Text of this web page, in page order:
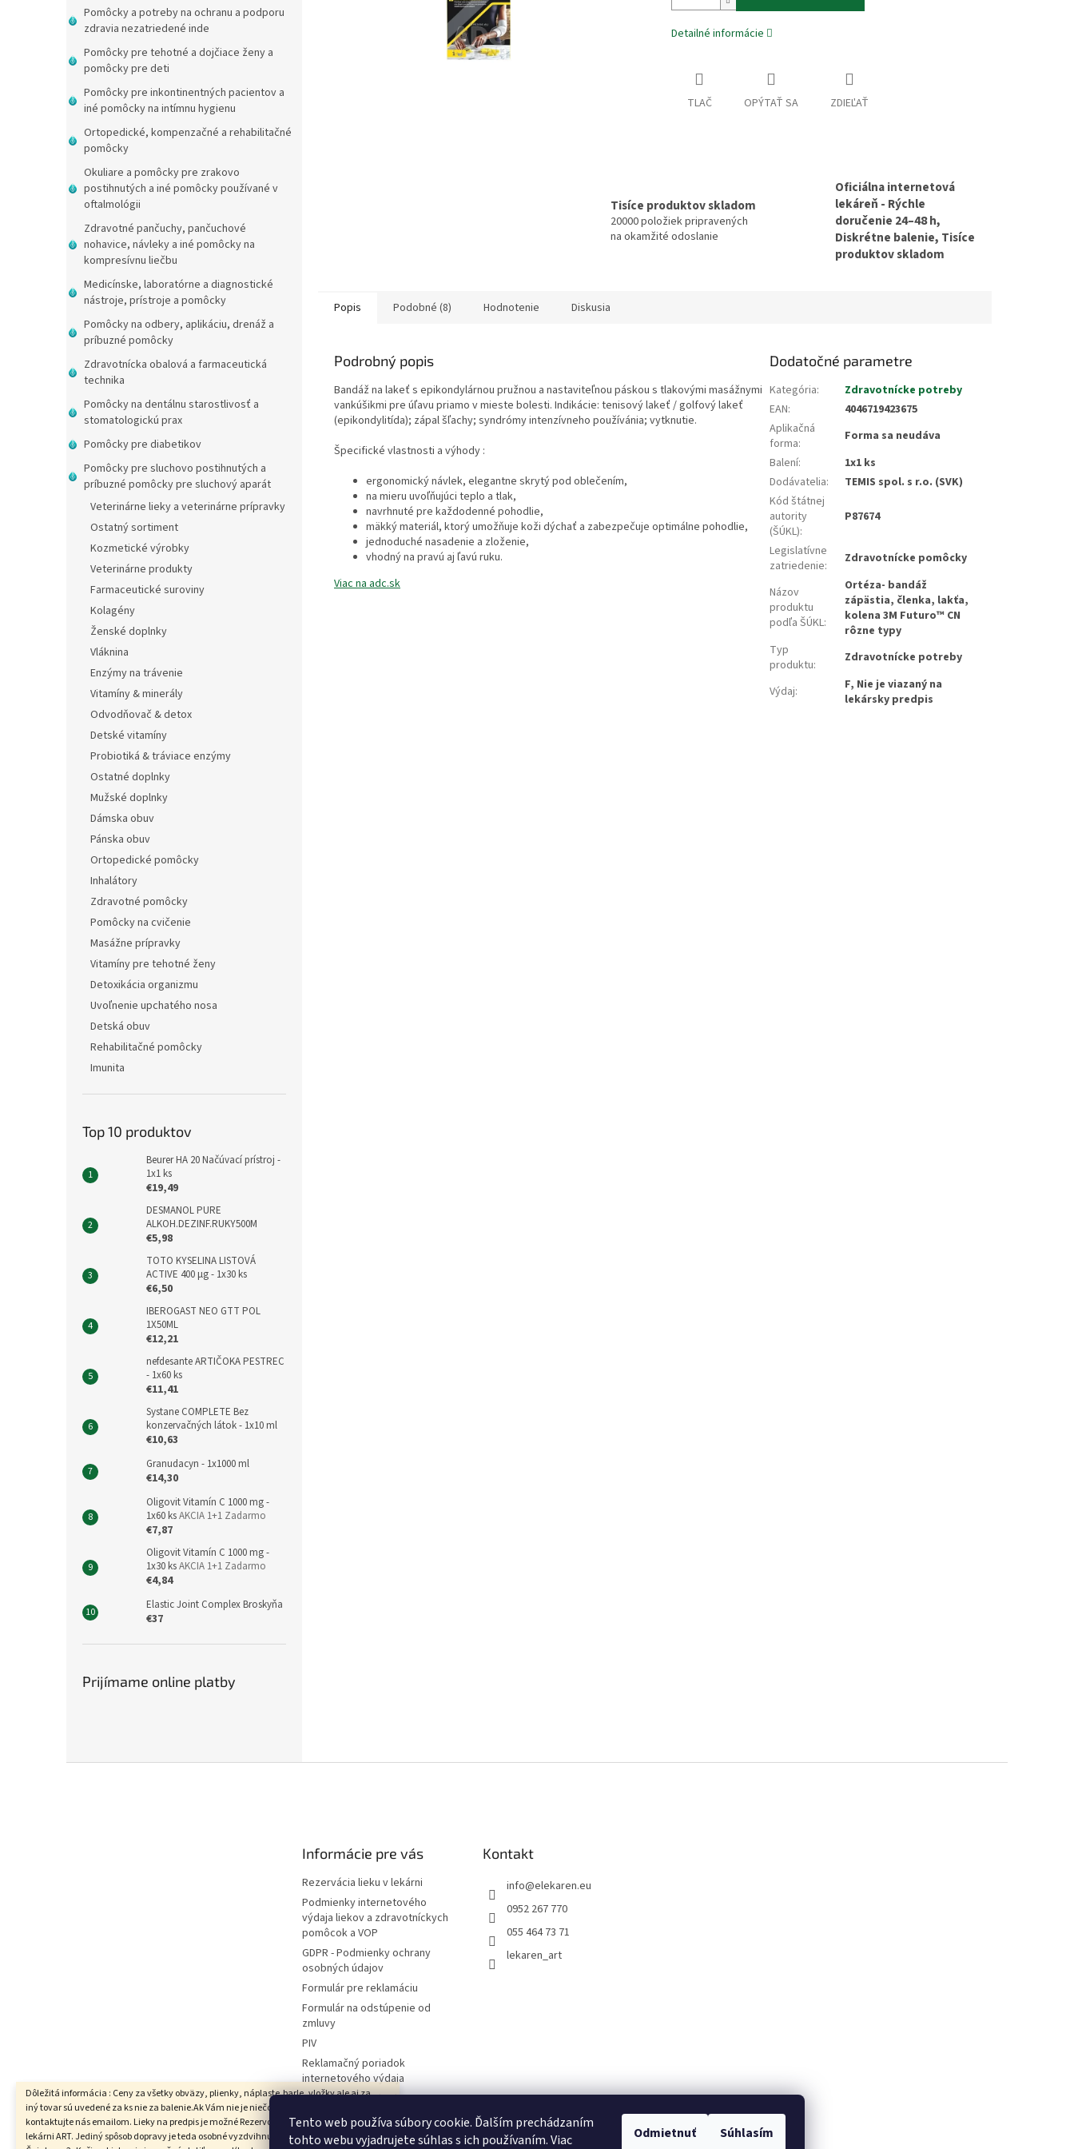
Tento web používa súbory cookie. Ďalším prechádzaním
tohto webu vyjadrujete súhlas s ich používaním. Viac
Odmietnuť Súhlasím
Dôležitá informácia : Ceny za všetky obväzy, plienky, náplaste,barle, vložky ale aj za
iný tovar sú uvedené za ks nie za balenie.Ak Vám nie je niečo jasné prosím
kontaktujte nás emailom. Lieky na predpis je možné Rezervovať iba s vyzdvihnutím v
lekárni ART. Jediný spôsob dopravy je teda osobné vyzdvihnutie v Lekárni ART,
Pomôcky a potreby na ochranu a podporu
zdravia nezatriedené inde
Pomôcky pre tehotné a dojčiace ženy a
pomôcky pre deti
Pomôcky pre inkontinentných pacientov a
iné pomôcky na intímnu hygienu
Ortopedické, kompenzačné a rehabilitačné
pomôcky
Okuliare a pomôcky pre zrakovo
postihnutých a iné pomôcky používané v
oftalmológii
Zdravotné pančuchy, pančuchové
nohavice, návleky a iné pomôcky na
kompresívnu liečbu
Medicínske, laboratórne a diagnostické
nástroje, prístroje a pomôcky
Pomôcky na odbery, aplikáciu, drenáž a
príbuzné pomôcky
Zdravotnícka obalová a farmaceutická
technika
Pomôcky na dentálnu starostlivosť a
stomatologickú prax
Pomôcky pre diabetikov
Pomôcky pre sluchovo postihnutých a
príbuzné pomôcky pre sluchový aparát
Veterinárne lieky a veterinárne prípravky
Ostatný sortiment
Kozmetické výrobky
Veterinárne produkty
Farmaceutické suroviny
Kolagény
Ženské doplnky
Vláknina
Enzýmy na trávenie
Vitamíny & minerály
Odvodňovač & detox
Detské vitamíny
Probiotiká & tráviace enzýmy
Ostatné doplnky
Mužské doplnky
Dámska obuv
Pánska obuv
Ortopedické pomôcky
Inhalátory
Zdravotné pomôcky
Pomôcky na cvičenie
Masážne prípravky
Vitamíny pre tehotné ženy
Detoxikácia organizmu
Uvoľnenie upchatého nosa
Detská obuv
Rehabilitačné pomôcky
Imunita
Top 10 produktov
Beurer HA 20 Načúvací prístroj -
1x1 ks
€19,49
DESMANOL PURE
ALKOH.DEZINF.RUKY500M
€5,98
TOTO KYSELINA LISTOVÁ
ACTIVE 400 μg - 1x30 ks
€6,50
IBEROGAST NEO GTT POL
1X50ML
€12,21
nefdesante ARTIČOKA PESTREC
- 1x60 ks
€11,41
Systane COMPLETE Bez
konzervačných látok - 1x10 ml
€10,63
Granudacyn - 1x1000 ml
€14,30
Oligovit Vitamín C 1000 mg -
1x60 ksAKCIA 1+1 Zadarmo
€7,87
Oligovit Vitamín C 1000 mg -
1x30 ksAKCIA 1+1 Zadarmo
€4,84
Elastic Joint Complex Broskyňa
€37
Prijímame online platby
Detailné informácie
TLAČ OPÝTAŤ SA ZDIEĽAŤ
Tisíce produktov skladom
20000 položiek pripravených
na okamžité odoslanie
Oficiálna internetová
lekáreň - Rýchle
doručenie 24–48 h,
Diskrétne balenie, Tisíce
produktov skladom
Popis Podobné (8) Hodnotenie Diskusia
Podrobný popis
Bandáž na lakeť s epikondylárnou pružnou a nastaviteľnou páskou s tlakovými masážnymi
vankúšikmi pre úľavu priamo v mieste bolesti. Indikácie: tenisový lakeť / golfový lakeť
(epikondylitída); zápal šľachy; syndrómy intenzívneho používánia; vytknutie.
Špecifické vlastnosti a výhody :
ergonomický návlek, elegantne skrytý pod oblečením,
na mieru uvoľňujúci teplo a tlak,
navrhnuté pre každodenné pohodlie,
mäkký materiál, ktorý umožňuje koži dýchať a zabezpečuje optimálne pohodlie,
jednoduché nasadenie a zloženie,
vhodný na pravú aj ľavú ruku.
Viac na adc.sk
Dodatočné parametre
Kategória:
Zdravotnícke potreby
EAN:
4046719423675
Aplikačná
forma:
Forma sa neudáva
Balení:
1x1 ks
Dodávatelia:
TEMIS spol. s r.o. (SVK)
Kód štátnej
autority
(ŠÚKL):
P87674
Legislatívne
zatriedenie: Zdravotnícke pomôcky
Názov
produktu
podľa ŠÚKL:
Ortéza- bandáž
zápästia, členka, lakťa,
kolena 3M Futuro™ CN
rôzne typy
Typ
produktu: Zdravotnícke potreby
Výdaj:
F, Nie je viazaný na
lekársky predpis
Informácie pre vás
Rezervácia lieku v lekárni
Podmienky internetového
výdaja liekov a zdravotníckych
pomôcok a VOP
GDPR - Podmienky ochrany
osobných údajov
Formulár pre reklamáciu
Formulár na odstúpenie od
zmluvy
PIV
Reklamačný poriadok
internetového výdaja
Hodnotenie obchodu
Moja objednávka
Kontakt
info@elekaren.eu
0952 267 770
055 464 73 71
lekaren_art